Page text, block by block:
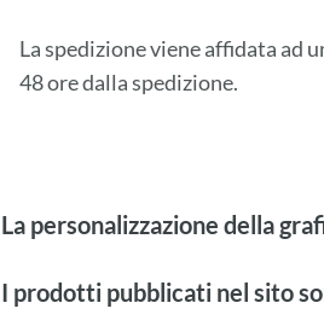
La spedizione viene affidata ad
48 ore dalla spedizione.
La personalizzazione della
I prodotti pubblicati nel sito